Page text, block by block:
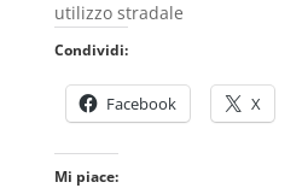
utilizzo stradale
Condividi:
Facebook X
Mi piace: